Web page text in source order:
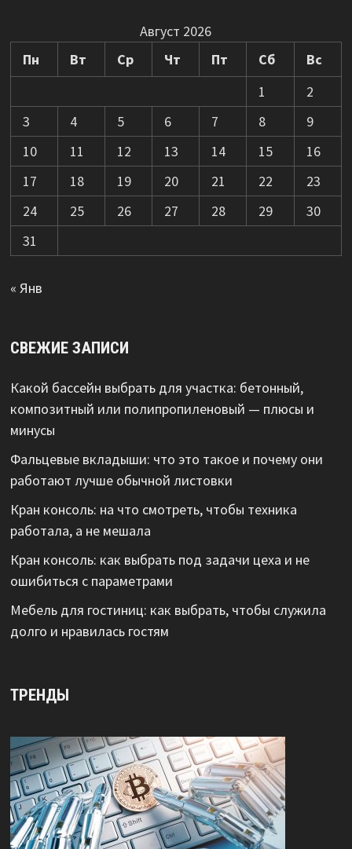
Август 2026
Пн
Вт Ср Чт Пт Сб
Вс
1
2
3
4 5 6 7 8
9
10
11 12 13 14 15
16
17
18 19 20 21 22
23
24
25 26 27 28 29
30
31
« Янв
СВЕЖИЕ ЗАПИСИ
Какой бассейн выбрать для участка: бетонный,
композитный или полипропиленовый — плюсы и
минусы
Фальцевые вкладыши: что это такое и почему они
работают лучше обычной листовки
Кран консоль: на что смотреть, чтобы техника
работала, а не мешала
Кран консоль: как выбрать под задачи цеха и не
ошибиться с параметрами
Мебель для гостиниц: как выбрать, чтобы служила
долго и нравилась гостям
ТРЕНДЫ